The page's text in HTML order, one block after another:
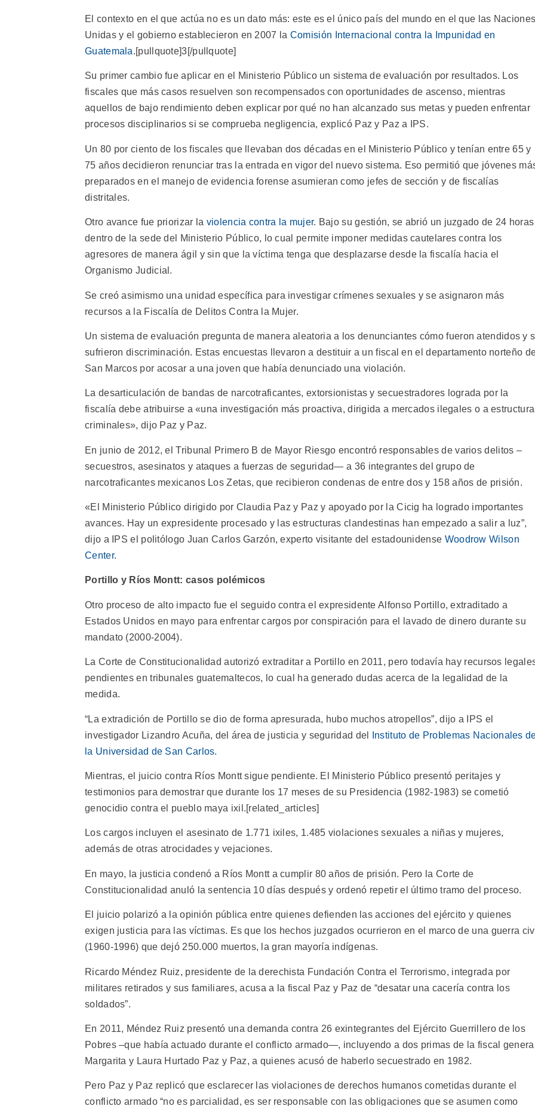
El contexto en el que actúa no es un dato más: este es el único país del mundo en el que las
Unidas y el gobierno establecieron en 2007 la Comisión Internacional contra la Impunidad en
Guatemala.[pullquote]3[/pullquote]
Su primer cambio fue aplicar en el Ministerio Público un sistema de evaluación por resultados. Los
fiscales que más casos resuelven son recompensados con oportunidades de ascenso, mientras
aquellos de bajo rendimiento deben explicar por qué no han alcanzado sus metas y pueden enfrentar
procesos disciplinarios si se comprueba negligencia, explicó Paz y Paz a IPS.
Un 80 por ciento de los fiscales que llevaban dos décadas en el Ministerio Público y tenían entre 65 y
75 años decidieron renunciar tras la entrada en vigor del nuevo sistema. Eso permitió que jóvenes
preparados en el manejo de evidencia forense asumieran como jefes de sección y de fiscalías
distritales.
Otro avance fue priorizar la violencia contra la mujer. Bajo su gestión, se abrió un juzgado de 24 horas
dentro de la sede del Ministerio Público, lo cual permite imponer medidas cautelares contra los
agresores de manera ágil y sin que la víctima tenga que desplazarse desde la fiscalía hacia el
Organismo Judicial.
Se creó asimismo una unidad específica para investigar crímenes sexuales y se asignaron más
recursos a la Fiscalía de Delitos Contra la Mujer.
Un sistema de evaluación pregunta de manera aleatoria a los denunciantes cómo fueron atendidos y
sufrieron discriminación. Estas encuestas llevaron a destituir a un fiscal en el departamento norteño
San Marcos por acosar a una joven que había denunciado una violación.
La desarticulación de bandas de narcotraficantes, extorsionistas y secuestradores lograda por la
fiscalía debe atribuirse a «una investigación más proactiva, dirigida a mercados ilegales o a
criminales», dijo Paz y Paz.
En junio de 2012, el Tribunal Primero B de Mayor Riesgo encontró responsables de varios delitos –
secuestros, asesinatos y ataques a fuerzas de seguridad— a 36 integrantes del grupo de
narcotraficantes mexicanos Los Zetas, que recibieron condenas de entre dos y 158 años de prisión.
«El Ministerio Público dirigido por Claudia Paz y Paz y apoyado por la Cicig ha logrado importantes
avances. Hay un expresidente procesado y las estructuras clandestinas han empezado a salir a luz”,
dijo a IPS el politólogo Juan Carlos Garzón, experto visitante del estadounidense Woodrow Wilson
Center.
Portillo y Ríos Montt: casos polémicos
Otro proceso de alto impacto fue el seguido contra el expresidente Alfonso Portillo, extraditado a
Estados Unidos en mayo para enfrentar cargos por conspiración para el lavado de dinero durante su
mandato (2000-2004).
La Corte de Constitucionalidad autorizó extraditar a Portillo en 2011, pero todavía hay recursos
pendientes en tribunales guatemaltecos, lo cual ha generado dudas acerca de la legalidad de la
medida.
“La extradición de Portillo se dio de forma apresurada, hubo muchos atropellos”, dijo a IPS el
investigador Lizandro Acuña, del área de justicia y seguridad del
Instituto de Problemas Nacionales
la Universidad de San Carlos.
Mientras, el juicio contra Ríos Montt sigue pendiente. El Ministerio Público presentó peritajes y
testimonios para demostrar que durante los 17 meses de su Presidencia (1982-1983) se cometió
genocidio contra el pueblo maya ixil.[related_articles]
Los cargos incluyen el asesinato de 1.771 ixiles, 1.485 violaciones sexuales a niñas y mujeres,
además de otras atrocidades y vejaciones.
En mayo, la justicia condenó a Ríos Montt a cumplir 80 años de prisión. Pero la Corte de
Constitucionalidad anuló la sentencia 10 días después y ordenó repetir el último tramo del proceso.
El juicio polarizó a la opinión pública entre quienes defienden las acciones del ejército y quienes
exigen justicia para las víctimas. Es que los hechos juzgados ocurrieron en el marco de una guerra
(1960-1996) que dejó 250.000 muertos, la gran mayoría indígenas.
Ricardo Méndez Ruiz, presidente de la derechista Fundación Contra el Terrorismo, integrada por
militares retirados y sus familiares, acusa a la fiscal Paz y Paz de “desatar una cacería contra los
soldados”.
En 2011, Méndez Ruiz presentó una demanda contra 26 exintegrantes del Ejército Guerrillero de los
Pobres –que había actuado durante el conflicto armado—, incluyendo a dos primas de la fiscal
Margarita y Laura Hurtado Paz y Paz, a quienes acusó de haberlo secuestrado en 1982.
Pero Paz y Paz replicó que esclarecer las violaciones de derechos humanos cometidas durante el
conflicto armado “no es parcialidad, es ser responsable con las obligaciones que se asumen como